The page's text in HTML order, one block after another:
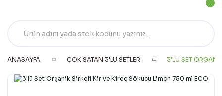
ANASAYFA ÇOK SATAN 3'LÜ SETLER 3'LÜ SET